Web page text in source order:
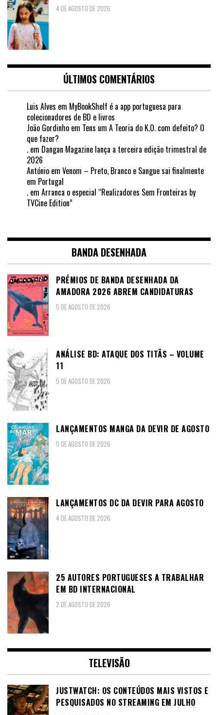
4 DE AGOSTO DE 2026
ÚLTIMOS COMENTÁRIOS
Luis Alves em MyBookShelf é a app portuguesa para
colecionadores de BD e livros
João Gordinho em Tens um A Teoria do K.O. com defeito? O
que fazer?
. em Dangan Magazine lança a terceira edição trimestral de
2026
António em Venom – Preto, Branco e Sangue sai finalmente
em Portugal
. em Arranca o especial “Realizadores Sem Fronteiras by
TVCine Edition”
BANDA DESENHADA
PRÉMIOS DE BANDA DESENHADA DA
AMADORA 2026 ABREM CANDIDATURAS
5 DE AGOSTO DE 2026
ANÁLISE BD: ATAQUE DOS TITÃS – VOLUME
11
5 DE AGOSTO DE 2026
LANÇAMENTOS MANGA DA DEVIR DE AGOSTO
5 DE AGOSTO DE 2026
LANÇAMENTOS DC DA DEVIR PARA AGOSTO
4 DE AGOSTO DE 2026
25 AUTORES PORTUGUESES A TRABALHAR
EM BD INTERNACIONAL
2 DE AGOSTO DE 2026
TELEVISÃO
JUSTWATCH: OS CONTEÚDOS MAIS VISTOS E
PESQUISADOS NO STREAMING EM JULHO